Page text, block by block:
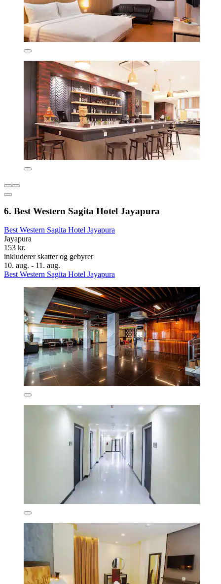
6. Best Western Sagita Hotel Jayapura
Best Western Sagita Hotel Jayapura
Jayapura
153 kr.
inkluderer skatter og gebyrer
10. aug. - 11. aug.
Best Western Sagita Hotel Jayapura